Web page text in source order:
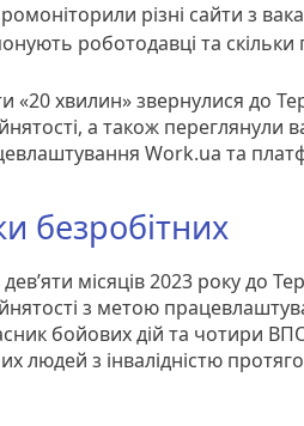
різні сайти з
роботодавці та скільки
«20 хвилин» звернулися до
а також переглянули
Work.ua та
безробітних
місяців 2023 року до
з метою
бойових дій та чотири
людей з інвалідністю